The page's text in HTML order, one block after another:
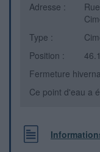
Adresse :
Type :
Position :
Fermeture
Ce point d'eau a